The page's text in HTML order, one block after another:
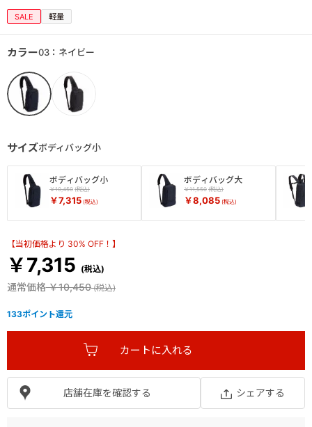
SALE 軽量
【当初価格より 30% OFF！】
￥7,315
通常価格￥10,450
サイズボディバッグ小
ボディバッグ小
￥10,450
￥7,315
ボディバッグ大
￥11,550
￥8,085
カラー03：ネイビー
店舗在庫を確認する シェアする
133ポイント還元